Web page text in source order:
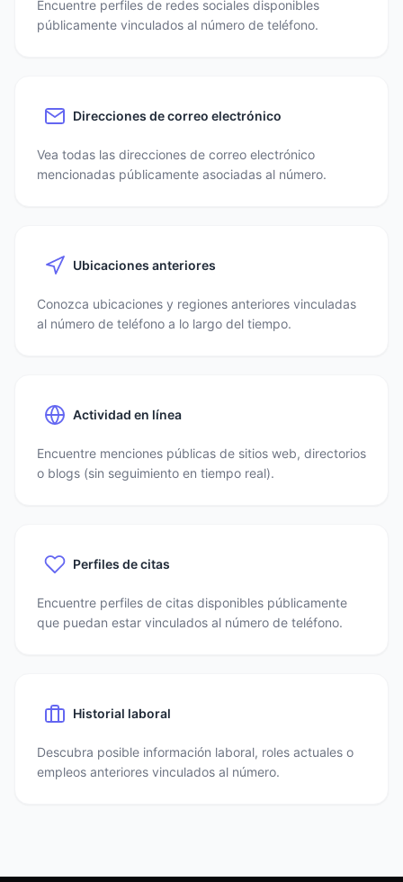
Encuentre perfiles de redes sociales disponibles
públicamente vinculados al número de teléfono.
Direcciones de correo electrónico
Vea todas las direcciones de correo electrónico
mencionadas públicamente asociadas al número.
Ubicaciones anteriores
Conozca ubicaciones y regiones anteriores vinculadas
al número de teléfono a lo largo del tiempo.
Actividad en línea
Encuentre menciones públicas de sitios web, directorios
o blogs (sin seguimiento en tiempo real).
Perfiles de citas
Encuentre perfiles de citas disponibles públicamente
que puedan estar vinculados al número de teléfono.
Historial laboral
Descubra posible información laboral, roles actuales o
empleos anteriores vinculados al número.